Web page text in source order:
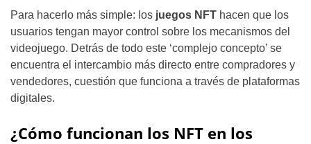
Para hacerlo más simple: los juegos NFT hacen que los
usuarios tengan mayor control sobre los mecanismos del
videojuego. Detrás de todo este ‘complejo concepto’ se
encuentra el intercambio más directo entre compradores y
vendedores, cuestión que funciona a través de plataformas
digitales.
¿Cómo funcionan los NFT en los